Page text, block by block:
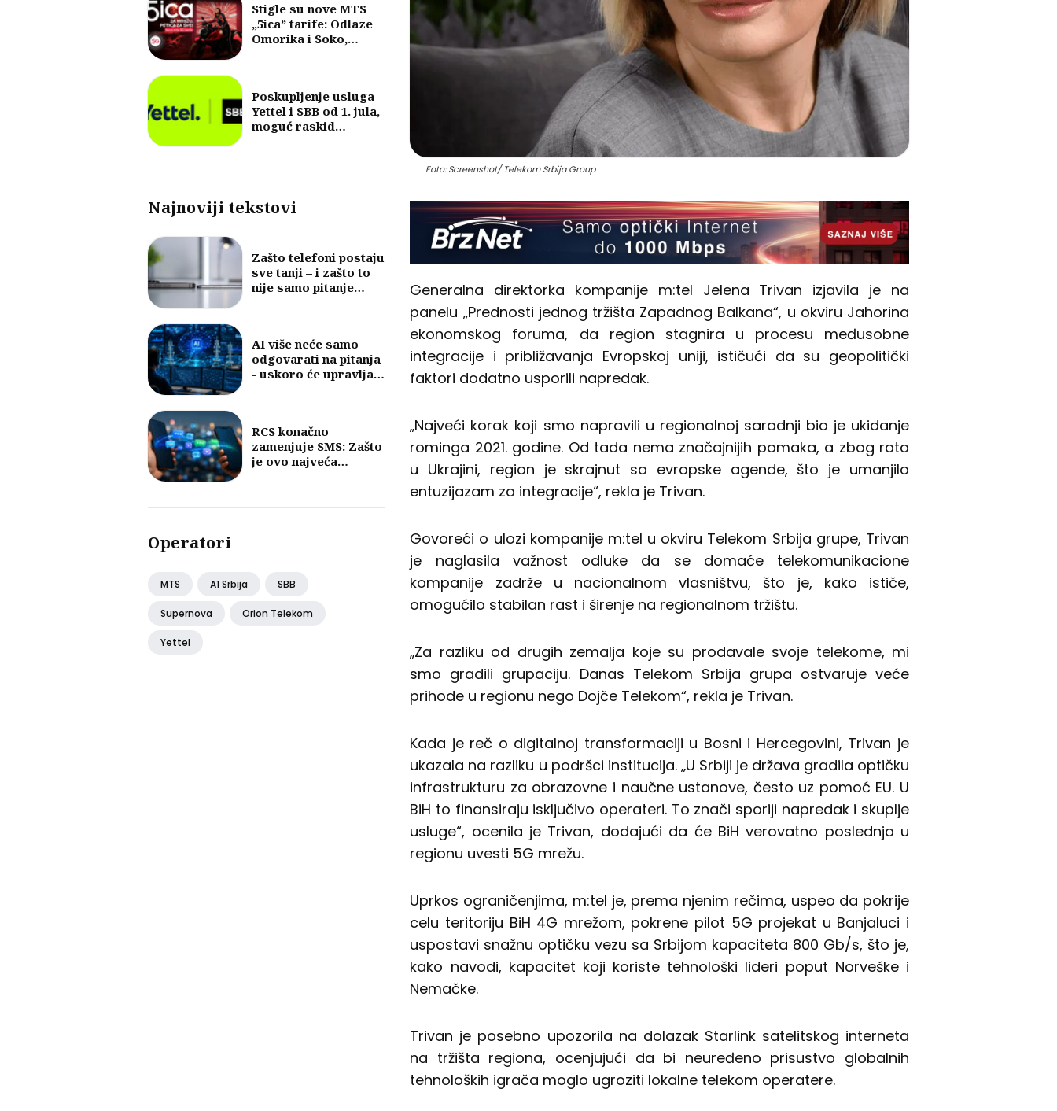
Stigle su nove MTS
„5ica” tarife: Odlaze
Omorika i Soko,
Poskupljenje usluga
Yettel i SBB od 1. jula,
moguć raskid
Najnoviji tekstovi
Zašto telefoni postaju
sve tanji – i zašto to
nije samo pitanje
AI više neće samo
odgovarati na pitanja
- uskoro će upravljati
RCS konačno
zamenjuje SMS: Zašto
je ovo najveća
30 godina?
Operatori
MTS A1 Srbija SBB
Supernova Orion Telekom
Yettel
Foto: Screenshot/ Telekom Srbija Group
Generalna direktorka kompanije m:tel Jelena Trivan izjavila je na
panelu „Prednosti jednog tržišta Zapadnog Balkana“, u okviru Jahorina
ekonomskog foruma, da region stagnira u procesu međusobne
integracije i približavanja Evropskoj uniji, ističući da su geopolitički
faktori dodatno usporili napredak.
„Najveći korak koji smo napravili u regionalnoj saradnji bio je ukidanje
rominga 2021. godine. Od tada nema značajnijih pomaka, a zbog rata
u Ukrajini, region je skrajnut sa evropske agende, što je umanjilo
entuzijazam za integracije“, rekla je Trivan.
Govoreći o ulozi kompanije m:tel u okviru Telekom Srbija grupe, Trivan
je naglasila važnost odluke da se domaće telekomunikacione
kompanije zadrže u nacionalnom vlasništvu, što je, kako ističe,
omogućilo stabilan rast i širenje na regionalnom tržištu.
„Za razliku od drugih zemalja koje su prodavale svoje telekome, mi
smo gradili grupaciju. Danas Telekom Srbija grupa ostvaruje veće
prihode u regionu nego Dojče Telekom“, rekla je Trivan.
Kada je reč o digitalnoj transformaciji u Bosni i Hercegovini, Trivan je
ukazala na razliku u podršci institucija. „U Srbiji je država gradila optičku
infrastrukturu za obrazovne i naučne ustanove, često uz pomoć EU. U
BiH to finansiraju isključivo operateri. To znači sporiji napredak i skuplje
usluge“, ocenila je Trivan, dodajući da će BiH verovatno poslednja u
regionu uvesti 5G mrežu.
Uprkos ograničenjima, m:tel je, prema njenim rečima, uspeo da pokrije
celu teritoriju BiH 4G mrežom, pokrene pilot 5G projekat u Banjaluci i
uspostavi snažnu optičku vezu sa Srbijom kapaciteta 800 Gb/s, što je,
kako navodi, kapacitet koji koriste tehnološki lideri poput Norveške i
Nemačke.
Trivan je posebno upozorila na dolazak Starlink satelitskog interneta
na tržišta regiona, ocenjujući da bi neuređeno prisustvo globalnih
tehnoloških igrača moglo ugroziti lokalne telekom operatere.